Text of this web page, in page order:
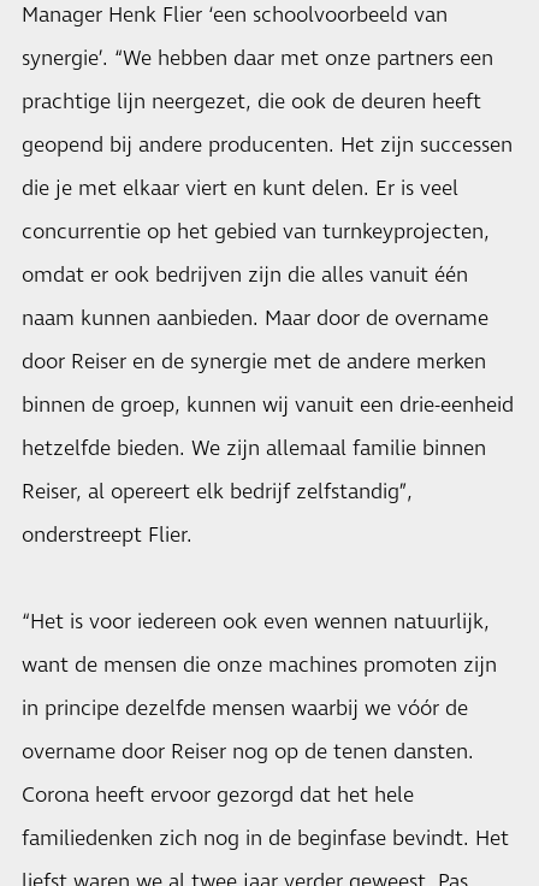
Manager Henk Flier ‘een schoolvoorbeeld van
synergie’. “We hebben daar met onze partners een
prachtige lijn neergezet, die ook de deuren heeft
geopend bij andere producenten. Het zijn successen
die je met elkaar viert en kunt delen. Er is veel
concurrentie op het gebied van turnkeyprojecten,
omdat er ook bedrijven zijn die alles vanuit één
naam kunnen aanbieden. Maar door de overname
door Reiser en de synergie met de andere merken
binnen de groep, kunnen wij vanuit een drie-eenheid
hetzelfde bieden. We zijn allemaal familie binnen
Reiser, al opereert elk bedrijf zelfstandig”,
onderstreept Flier.
“Het is voor iedereen ook even wennen natuurlijk,
want de mensen die onze machines promoten zijn
in principe dezelfde mensen waarbij we vóór de
overname door Reiser nog op de tenen dansten.
Corona heeft ervoor gezorgd dat het hele
familiedenken zich nog in de beginfase bevindt. Het